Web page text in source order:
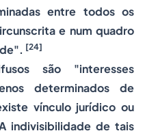
entre todos os
e num quadro
[24]
são "interesses
determinados de
vínculo jurídico ou
indivisibilidade de tais